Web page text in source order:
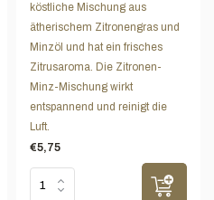
köstliche Mischung aus
ätherischem Zitronengras und
Minzöl und hat ein frisches
Zitrusaroma. Die Zitronen-
Minz-Mischung wirkt
entspannend und reinigt die
Luft.
€5,75